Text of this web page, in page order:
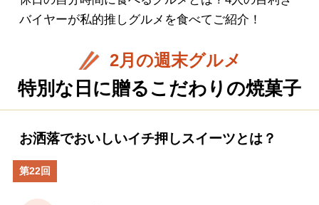
バイヤーが私的推しグルメを食べてご紹介！
2月の週末グルメ
特別な日に贈るこだわりの焼菓子
お洒落でおいしいイチ押しスイーツとは？
第22回